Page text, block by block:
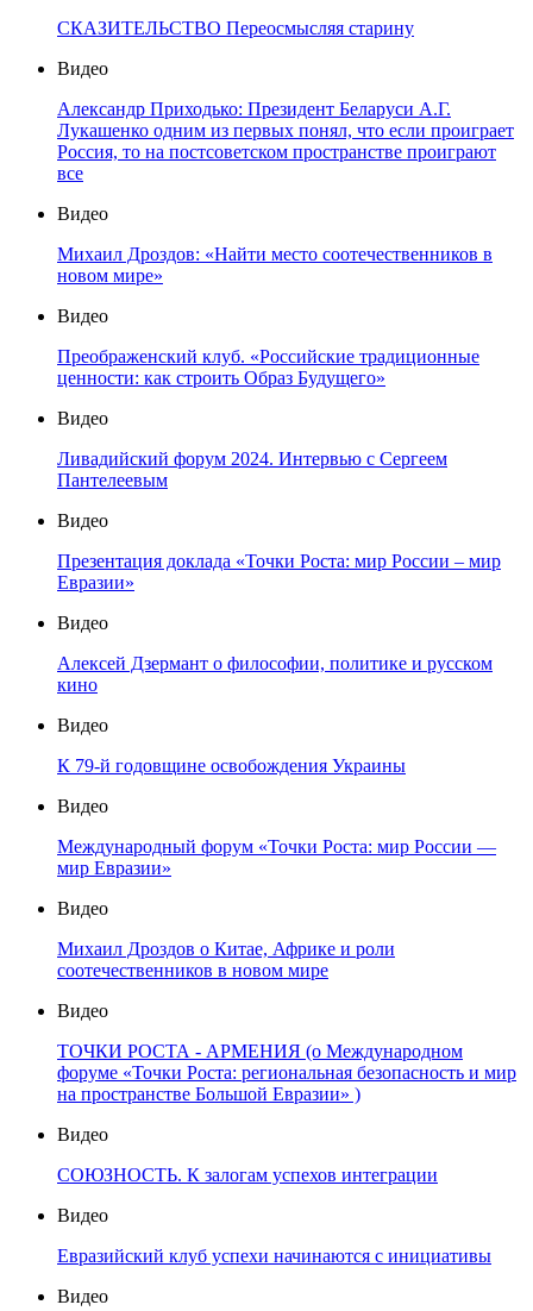
СКАЗИТЕЛЬСТВО Переосмысляя старину
Видео
Александр Приходько: Президент Беларуси А.Г.
Лукашенко одним из первых понял, что если проиграет
Россия, то на постсоветском пространстве проиграют
все
Видео
Михаил Дроздов: «Найти место соотечественников в
новом мире»
Видео
Преображенский клуб. «Российские традиционные
ценности: как строить Образ Будущего»
Видео
Ливадийский форум 2024. Интервью с Сергеем
Пантелеевым
Видео
Презентация доклада «Точки Роста: мир России – мир
Евразии»
Видео
Алексей Дзермант о философии, политике и русском
кино
Видео
К 79-й годовщине освобождения Украины
Видео
Международный форум «Точки Роста: мир России —
мир Евразии»
Видео
Михаил Дроздов о Китае, Африке и роли
соотечественников в новом мире
Видео
ТОЧКИ РОСТА - АРМЕНИЯ (о Международном
форуме «Точки Роста: региональная безопасность и мир
на пространстве Большой Евразии» )
Видео
СОЮЗНОСТЬ. К залогам успехов интеграции
Видео
Евразийский клуб успехи начинаются с инициативы
Видео